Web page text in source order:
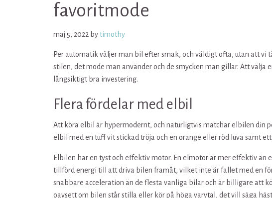
favoritmode
maj 5, 2022 bytimothy
Per automatik väljer man bil efter smak, och väldigt ofta, utan att vi
stilen, det mode man använder och de smycken man gillar. Att välja
långsiktigt bra investering.
Flera fördelar med elbil
Att köra elbil är hypermodernt, och naturligtvis matchar elbilen din
elbil med en tuff vit stickad tröja och en orange eller röd luva samt
Elbilen har en tyst och effektiv motor. En elmotor är mer effektiv än
tillförd energi till att driva bilen framåt, vilket inte är fallet med en
snabbare acceleration än de flesta vanliga bilar och är billigare att
oavsett om bilen står stilla eller kör på höga varvtal, det vill säga